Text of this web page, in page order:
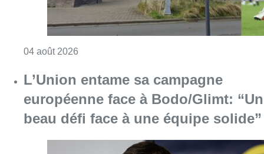
04 août 2026
L’Union entame sa campagne
européenne face à Bodo/Glimt: “Un
beau défi face à une équipe solide”